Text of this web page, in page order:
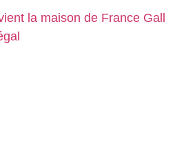
la maison de France Gall